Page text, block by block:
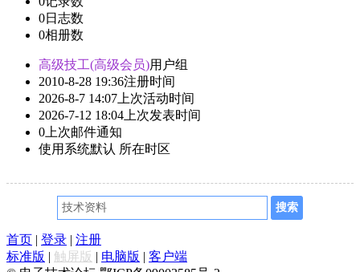
0日志数
0相册数
高级技工(高级会员)用户组
2010-8-28 19:36注册时间
2026-8-7 14:07 上次活动时间
2026-7-12 18:04 上次发表时间
0 上次邮件通知
使用系统默认 所在时区
首页 | 登录 | 注册
标准版 | 触屏版 | 电脑版 | 客户端